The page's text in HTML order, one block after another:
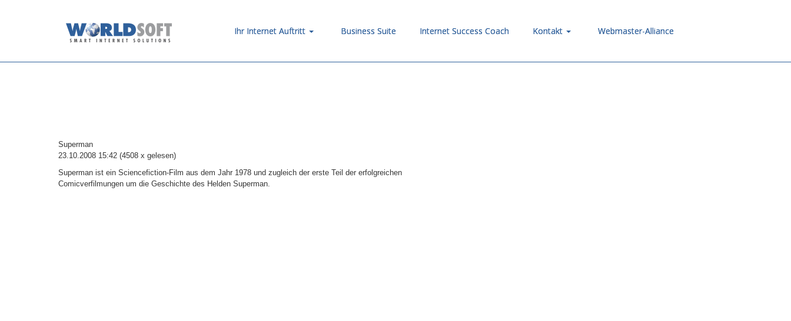
Ihr Internet Auftritt Business Suite Internet Success Coach Kontakt Webmaster-Alliance
Superman
23.10.2008 15:42 (4508 x gelesen)
Superman ist ein Sciencefiction-Film aus dem Jahr 1978 und zugleich der erste Teil der erfolgreichen
Comicverfilmungen um die Geschichte des Helden Superman.